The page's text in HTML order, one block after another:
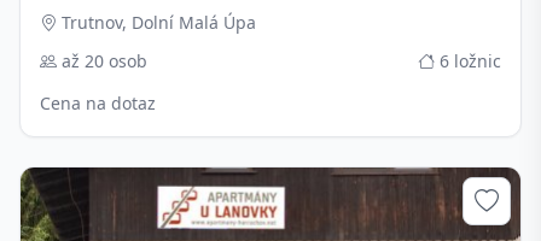
Trutnov, Dolní Malá Úpa
až 20 osob
6 ložnic
Cena na dotaz